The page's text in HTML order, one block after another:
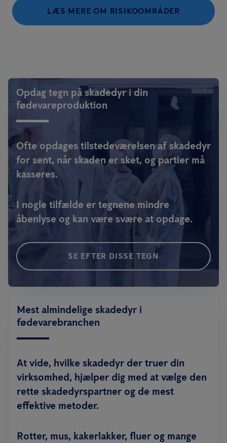
LÆS MERE OM RISIKOOMRÅDER
Opdag tegn på skadedyr i din
fødevareproduktion
Ofte opdages tilstedeværelsen af skadedyr
for sent, når skaden er sket, og partier må
kasseres.
I nogle tilfælde er tegnene mindre
åbenlyse og kan være svære at opdage.
SE EFTER DISSE TEGN
Mest almindelige skadedyr i
fødevarebranchen
At vide, hvilke skadedyr der truer din
virksomhed, hjælper dig med at vælge den
rette skadedyrspartner og de mest
effektive metoder.
Rotter, mus, kakerlakker, fluer og mange